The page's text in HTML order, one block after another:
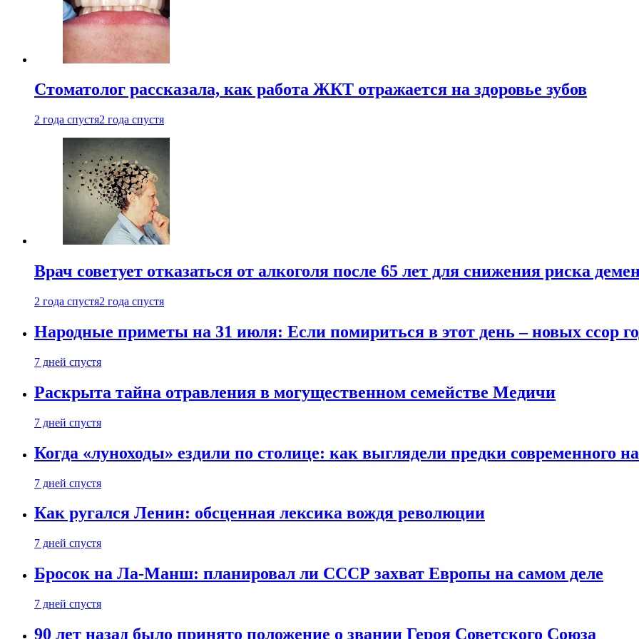
Стоматолог рассказала, как работа ЖКТ отражается на здоровье зубов
2 года спустя2 года спустя
Врач советует отказаться от алкоголя после 65 лет для снижения риска
2 года спустя2 года спустя
Народные приметы на 31 июля: Если помириться в этот день – новых ссор
7 дней спустя
Раскрыта тайна отравления в могущественном семействе Медичи
7 дней спустя
Когда «луноходы» ездили по столице: как выглядели предки современного
7 дней спустя
Как ругался Ленин: обсценная лексика вождя революции
7 дней спустя
Бросок на Ла-Манш: планировал ли СССР захват Европы на самом деле
7 дней спустя
90 лет назад было принято положение о звании Героя Советского Союза